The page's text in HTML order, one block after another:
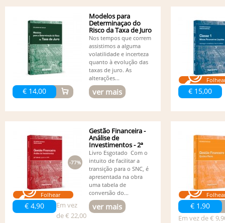
€ 14,00
Modelos para
Determinaçao do
Risco da Taxa de Juro
Nos tempos que correm
assistimos a alguma
volatilidade e incerteza
quanto à evolução das
taxas de juro. As
alterações...
ver mais € 15,00
Folhear
€ 4,90
Em vez
de € 22,00
-77%
Gestão Financeira -
Análise de
Investimentos - 2ª
edição
Livro Esgotado Com o
intuito de facilitar a
transição para o SNC, é
apresentada na obra
uma tabela de
conversão do...
ver mais € 1,90
Em vez de €